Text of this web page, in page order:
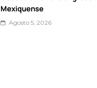
Mexiquense
Agosto 5, 2026